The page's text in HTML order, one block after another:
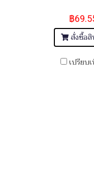
฿
สั่งซื้อ
เปรียบ